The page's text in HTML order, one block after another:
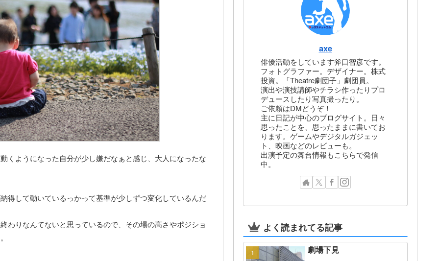
くようになった自分が少し嫌だなぁと感じ、大人になったな
得して動いているっかって基準が少しずつ変化しているんだ
わりなんてないと思っているので、その場の高さやポジショ
axe
俳優活動をしています斧口智彦です。
フォトグラファー。デザイナー。株式
投資。「Theatre劇団子」劇団員。
演出や演技講師やチラシ作ったりプロ
デュースしたり写真撮ったり。
ご依頼はDMどうぞ！
主に日記が中心のブログサイト。日々
思ったことを、思ったままに書いてお
ります。ゲームやデジタルガジェッ
ト、映画などのレビューも。
出演予定の舞台情報もこちらで発信
中。
よく読まれてる記事
劇場下見